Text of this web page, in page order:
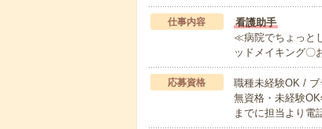
仕事内容
看護助手
≪病院でちょっと
ッドメイキング〇
応募資格
職種未経験OK /
無資格・未経験
までに担当より電